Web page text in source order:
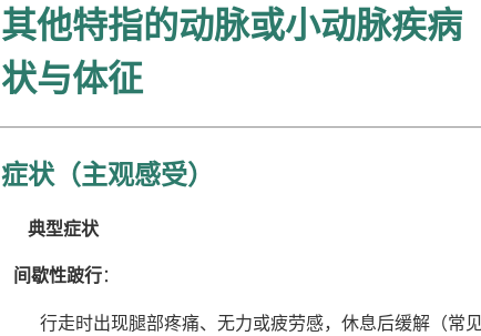
于腘动脉瘤的血栓性栓塞、恶性肿瘤栓塞、癌栓、血小板
性动脉瘤，不可归类在他处者、全身性毛细血管渗漏综合征
Clarkson病、系统性毛细血管渗漏综合征、转移性肿瘤栓塞
其他特指的动脉或小动脉疾病
状与体征
症状（主观感受）
典型症状
间歇性跛行：
行走时出现腿部疼痛、无力或疲劳感，休息后缓解（常